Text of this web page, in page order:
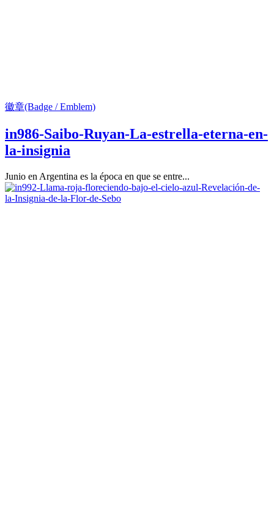
徽章(Badge / Emblem)
in986-Saibo-Ruyan-La-estrella-eterna-en-
la-insignia
Junio en Argentina es la época en que se entre...